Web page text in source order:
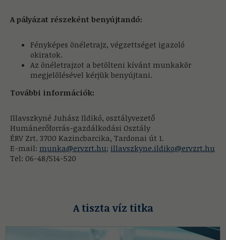
A pályázat részeként benyújtandó:
Fényképes önéletrajz, végzettséget igazoló
okiratok.
Az önéletrajzot a betölteni kívánt munkakör
megjelölésével kérjük benyújtani.
További információk:
Illavszkyné Juhász Ildikó, osztályvezető
Humánerőforrás-gazdálkodási Osztály
ÉRV Zrt. 3700 Kazincbarcika, Tardonai út 1.
E-mail: munka@ervzrt.hu; illavszkyne.ildiko@ervzrt.hu
Tel: 06-48/514-520
A tiszta víz titka